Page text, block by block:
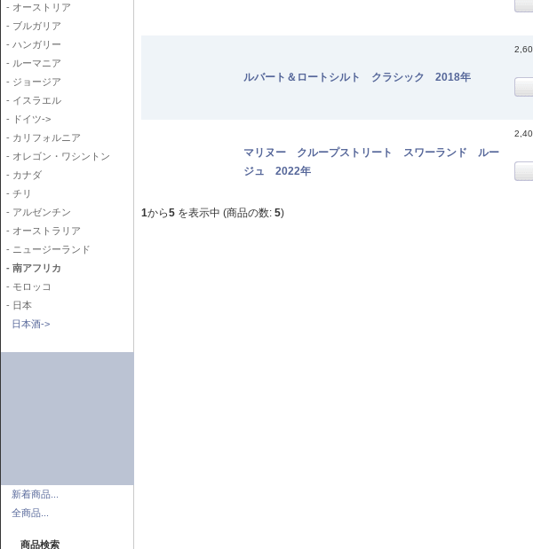
- オーストリア
- ブルガリア
- ハンガリー
- ルーマニア
- ジョージア
- イスラエル
- ドイツ->
- カリフォルニア
- オレゴン・ワシントン
- カナダ
- チリ
- アルゼンチン
- オーストラリア
- ニュージーランド
- 南アフリカ
- モロッコ
- 日本
日本酒->
新着商品...
全商品...
商品検索
ルバート＆ロートシルト クラシック 2018年
マリヌー クループストリート スワーランド ルー
ジュ 2022年
1から5 を表示中 (商品の数: 5)